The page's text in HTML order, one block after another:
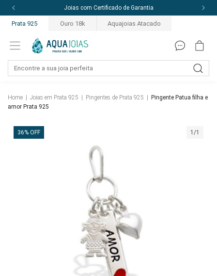
10% off com o cupom: PRIMEIRACOMPRA
Prata 925 Ouro 18k Aquajoias Atacado
Home Joias em Prata 925 Pingentes de Prata 925
Pingente Patua filha e
amor Prata 925
36% OFF 1/1